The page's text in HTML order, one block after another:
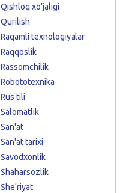
Qishloq xo'jaligi
Qurilish
Raqamli texnologiyalar
Raqqoslik
Rassomchilik
Robototexnika
Rus tili
Salomatlik
San'at
San'at tarixi
Savodxonlik
Shaharsozlik
She'riyat